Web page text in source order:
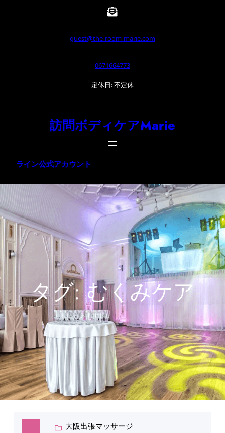
guest@the-room-marie.com
0671664773
定休日: 不定休
訪問ボディケアMarie
ライン公式アカウント
タグ:むくみケア
大阪出張マッサージ